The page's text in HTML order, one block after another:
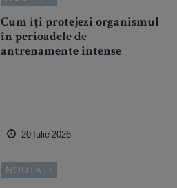
Cum îți protejezi organismul
în perioadele de
antrenamente intense
20 Iulie 2026
NOUTATI